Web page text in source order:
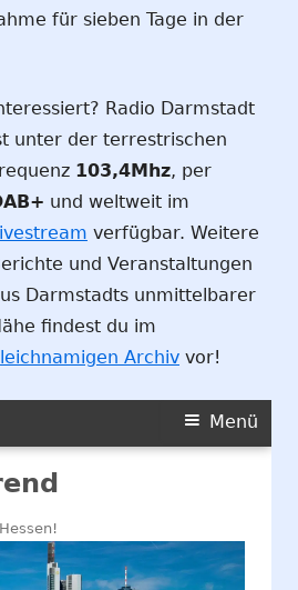
für sieben Tage in der
Radio Darmstadt
unter der terrestrischen
103,4Mhz, per
und weltweit im
verfügbar. Weitere
und Veranstaltungen
Darmstadts unmittelbarer
findest du im
Archiv vor!